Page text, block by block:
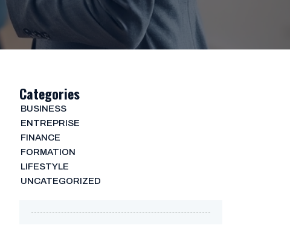
Categories
BUSINESS
ENTREPRISE
FINANCE
FORMATION
LIFESTYLE
UNCATEGORIZED